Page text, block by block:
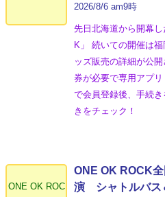
2026/8/6 am9時
先日北海道から開幕
K」 続いての開催は
ッズ販売の詳細が公
券が必要で専用アプリ
で会員登録後、手続
きをチェック！
ONE OK ROC
ONE OK ROCK
演 シャトルバス